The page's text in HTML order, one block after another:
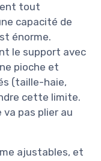
tout
capacité de
énorme.
le support avec
pioche et
(taille-haie,
cette limite.
va pas plier au
ajustables, et